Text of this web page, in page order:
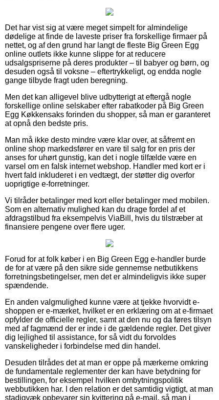
Det har vist sig at være meget simpelt for almindelige
dødelige at finde de laveste priser fra forskellige firmaer på
nettet, og af den grund har langt de fleste Big Green Egg
online outlets ikke kunne slippe for at reducere
udsalgspriserne på deres produkter – til babyer og børn, og
desuden også til voksne – eftertrykkeligt, og endda nogle
gange tilbyde fragt uden beregning.
Men det kan alligevel blive udbytterigt at eftergå nogle
forskellige online selskaber efter rabatkoder på Big Green
Egg Køkkensaks forinden du shopper, så man er garanteret
at opnå den bedste pris.
Man må ikke desto mindre være klar over, at såfremt en
online shop markedsfører en vare til salg for en pris der
anses for uhørt gunstig, kan det i nogle tilfælde være en
varsel om en falsk internet webshop. Handler med kort er i
hvert fald inkluderet i en vedtægt, der støtter dig overfor
uoprigtige e-forretninger.
Vi tilråder betalinger med kort eller betalinger med mobilen.
Som en alternativ mulighed kan du drage fordel af et
afdragstilbud fra eksempelvis ViaBill, hvis du tilstræber at
finansiere pengene over flere uger.
Forud for at folk køber i en Big Green Egg e-handler burde
de for at være på den sikre side gennemse netbutikkens
forretningsbetingelser, men det er almindeligvis ikke super
spændende.
En anden valgmulighed kunne være at tjekke hvorvidt e-
shoppen er e-mærket, hvilket er en erklæring om at e-firmaet
opfylder de officielle regler, samt at den nu og da føres tilsyn
med af fagmænd der er inde i de gældende regler. Det giver
dig lejlighed til assistance, for så vidt du forvoldes
vanskeligheder i forbindelse med din handel.
Desuden tilrådes det at man er oppe på mærkerne omkring
de fundamentale reglementer der kan have betydning for
bestillingen, for eksempel hvilken ombytningspolitik
webbutikken har. I den relation er det samtidig vigtigt, at man
stadigvæk opbevarer sin kvittering på e-mail, så man i